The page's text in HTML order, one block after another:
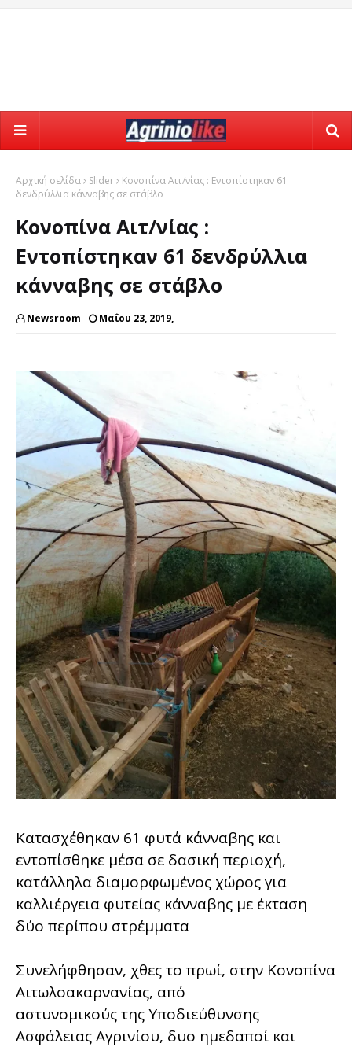
Αρχική σελίδα Slider
Κονοπίνα Αιτ/νίας : Εντοπίστηκαν 61
δενδρύλλια κάνναβης σε στάβλο
Κονοπίνα Αιτ/νίας :
Εντοπίστηκαν 61 δενδρύλλια
κάνναβης σε στάβλο
Newsroom Μαΐου 23, 2019,
Κατασχέθηκαν 61 φυτά κάνναβης και
εντοπίσθηκε μέσα σε δασική περιοχή,
κατάλληλα διαμορφωμένος χώρος για
καλλιέργεια φυτείας κάνναβης με έκταση
δύο περίπου στρέμματα
Συνελήφθησαν, χθες το πρωί, στην Κονοπίνα
Αιτωλοακαρνανίας, από
αστυνομικούς της Υποδιεύθυνσης
Ασφάλειας Αγρινίου, δυο ημεδαποί και